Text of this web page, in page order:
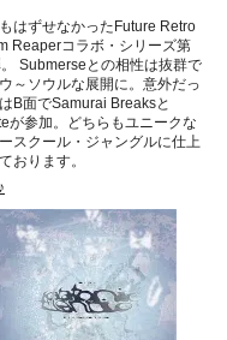
はずせなかったFuture Retro
Reaperコラボ・シリーズ第
Submerseとの相性は抜群で
～ソウルな展開に。意外だっ
B面でSamurai Breaksと
が参加。どちらもユニークな
スクール・ジャングルに仕上
おります。